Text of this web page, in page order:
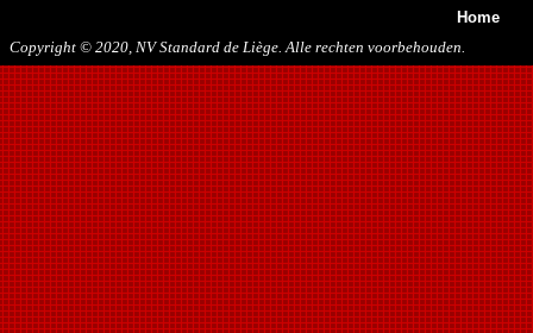
Home
Copyright © 2020, NV Standard de Liège. Alle rechten voorbehouden.